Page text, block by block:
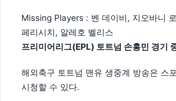
Missing Players : 벤 데이비, 지오바니
페리시치, 알레호 벨리스
프리미어리그(EPL) 토트넘 손흥민 경기
해외축구 토트넘 맨유 생중계 방송은 스
시청할 수 있다.